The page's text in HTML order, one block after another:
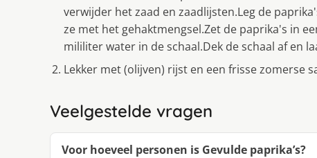
verwijder het zaad en zaadlijsten.Leg de
ze met het gehaktmengsel.Zet de paprika's in
mililiter water in de schaal.Dek de schaal af en
Lekker met (olijven) rijst en een frisse zomerse
Veelgestelde vragen
Voor hoeveel personen is Gevulde paprika’s?